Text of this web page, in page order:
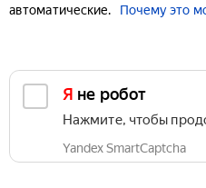
автоматические.
Почему это
Я не робот
Нажмите, чтобы
Yandex SmartCaptcha